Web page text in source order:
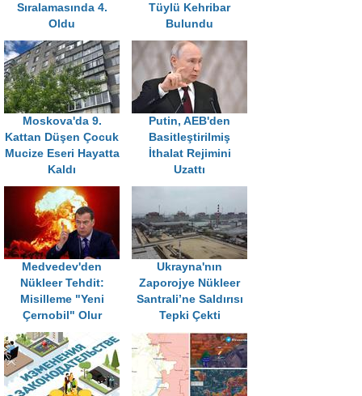
Sıralamasında 4.
Oldu
Tüylü Kehribar
Bulundu
Moskova'da 9.
Kattan Düşen Çocuk
Mucize Eseri Hayatta
Kaldı
Putin, AEB'den
Basitleştirilmiş
İthalat Rejimini
Uzattı
Medvedev'den
Nükleer Tehdit:
Misilleme "Yeni
Çernobil" Olur
Ukrayna'nın
Zaporojye Nükleer
Santrali’ne Saldırısı
Tepki Çekti